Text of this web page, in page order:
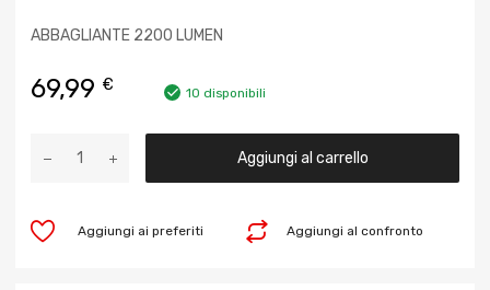
ABBAGLIANTE 2200 LUMEN
69,99 € 10 disponibili
Aggiungi al carrello
Aggiungi al confronto
Aggiungi ai preferiti